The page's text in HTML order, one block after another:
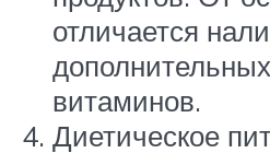
отличается
витаминов.
Диетическое